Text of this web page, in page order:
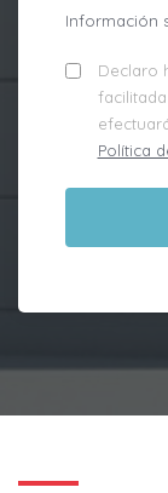
Información
Declaro
Política